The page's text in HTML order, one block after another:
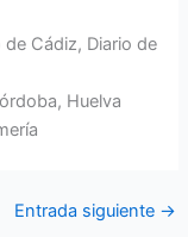
Cádiz, Diario de
Huelva
Entrada siguiente →